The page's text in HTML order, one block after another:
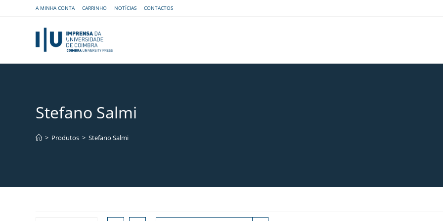
A MINHA CONTA CARRINHO NOTÍCIAS CONTACTOS
Stefano Salmi
> Produtos > Stefano Salmi